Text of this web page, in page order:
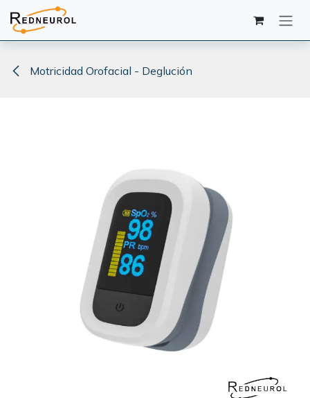
Ir al contenido
Motricidad Orofacial - Deglución